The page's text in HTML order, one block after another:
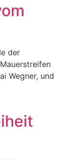
der
Wegner, und